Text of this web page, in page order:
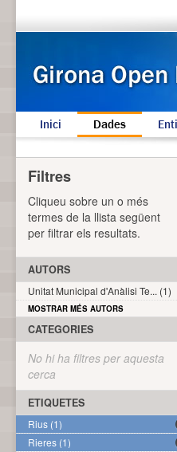
Inici Dades
Filtres
Cliqueu sobre un o més
termes de la llista següent
per filtrar els resultats.
AUTORS
Unitat Municipal d'Anàlisi Te... (1)
MOSTRAR MÉS AUTORS
CATEGORIES
No hi ha filtres per aquesta
cerca
ETIQUETES
Rius (1)
Rieres (1)